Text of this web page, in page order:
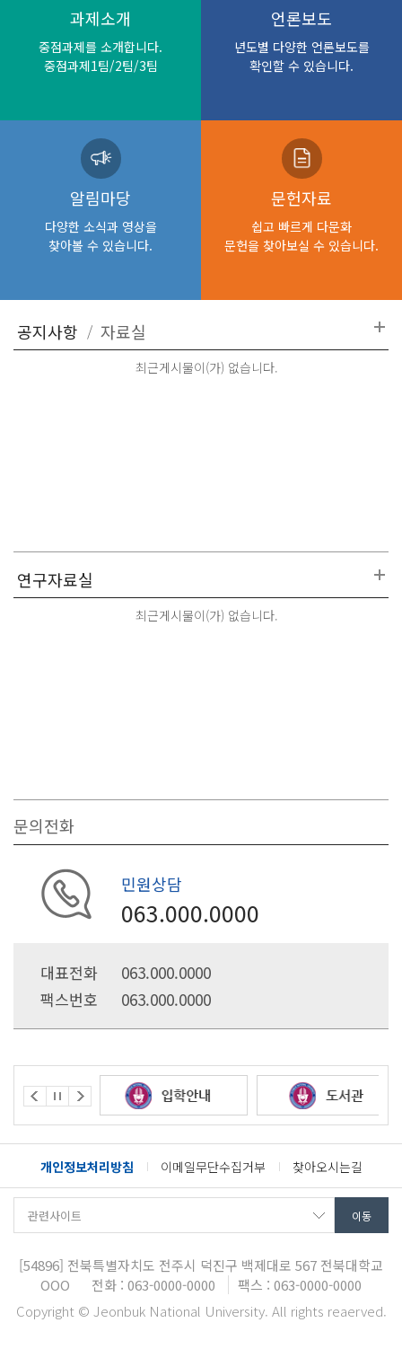
과제소개
중점과제를 소개합니다.
중점과제1팀/2팀/3팀
언론보도
년도별 다양한 언론보도를
확인할 수 있습니다.
알림마당
다양한 소식과 영상을
찾아볼 수 있습니다.
문헌자료
쉽고 빠르게 다문화
문헌을 찾아보실 수 있습니다.
최근게시물이(가) 없습니다.
최근게시물이(가) 없습니다.
문의전화
민원상담
063.000.0000
대표전화
063.000.0000
팩스번호
063.000.0000
개인정보처리방침 이메일무단수집거부 찾아오시는길
[54896] 전북특별자치도 전주시 덕진구 백제대로 567 전북대학교
OOO
전화 : 063-0000-0000
팩스 : 063-0000-0000
Copyright © Jeonbuk National University. All rights reaerved.